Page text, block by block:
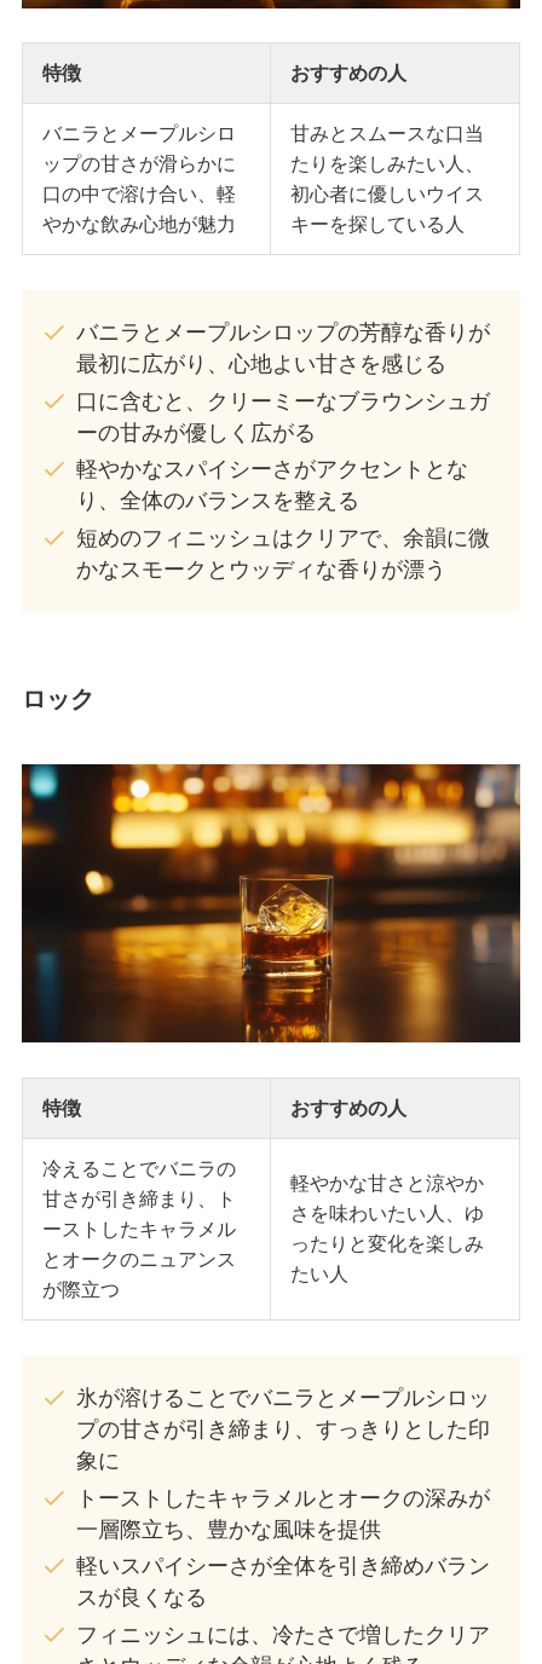
特徴 おすすめの人
バニラとメープルシロ
ップの甘さが滑らかに
口の中で溶け合い、軽
やかな飲み心地が魅力
甘みとスムースな口当
たりを楽しみたい人、
初心者に優しいウイス
キーを探している人
バニラとメープルシロップの芳醇な香りが
最初に広がり、心地よい甘さを感じる
口に含むと、クリーミーなブラウンシュガ
ーの甘みが優しく広がる
軽やかなスパイシーさがアクセントとな
り、全体のバランスを整える
短めのフィニッシュはクリアで、余韻に微
かなスモークとウッディな香りが漂う
ロック
特徴 おすすめの人
冷えることでバニラの
甘さが引き締まり、ト
ーストしたキャラメル
とオークのニュアンス
が際立つ
軽やかな甘さと涼やか
さを味わいたい人、ゆ
ったりと変化を楽しみ
たい人
氷が溶けることでバニラとメープルシロッ
プの甘さが引き締まり、すっきりとした印
象に
トーストしたキャラメルとオークの深みが
一層際立ち、豊かな風味を提供
軽いスパイシーさが全体を引き締めバラン
スが良くなる
フィニッシュには、冷たさで増したクリア